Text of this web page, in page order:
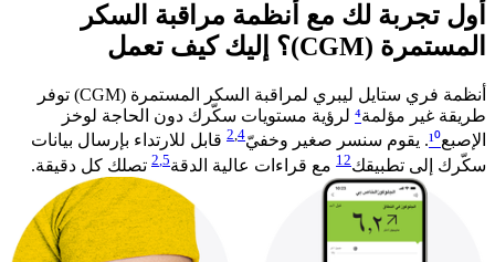
أول تجربة لك مع أنظمة مراقبة السكر
المستمرة (CGM)؟ إليك كيف تعمل​
أنظمة فري ستايل ليبري لمراقبة السكر المستمرة (CGM) توفر
طريقة غير مؤلمة⁴ لرؤية مستويات سكّرك دون الحاجة لوخز
الإصبع¹⁰. يقوم سنسر صغير وخفيّ 2,4
قابل للارتداء بإرسال بيانات
سكّرك إلى تطبيقك12 مع قراءات عالية الدقة 2,5 تصلك كل دقيقة.​